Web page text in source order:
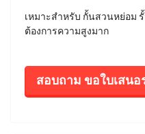
เหมาะสำหรับ กั้นสวนหย่อม
ต้องการความสูงมาก
สอบถาม ขอใบเสนอ